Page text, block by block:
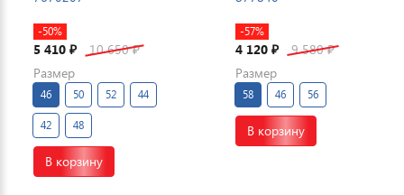
-50%
5 410 ₽ 10 650₽
Размер
46 50 52 44
42 48
В корзину
-57%
4 120 ₽ 9 580₽
Размер
58 46 56
В корзину